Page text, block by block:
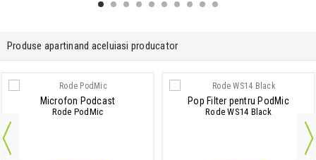
Produse apartinand aceluiasi producator
Microfon Podcast
Rode PodMic
Pop Filter pentru PodMic
Rode WS14 Black